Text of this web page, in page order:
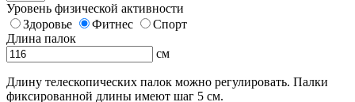
Уровень физической активности
Здоровье
Фитнес
Спорт
Длина палок
см
Длину телескопических палок можно регулировать. Палки
фиксированной длины имеют шаг 5 см.